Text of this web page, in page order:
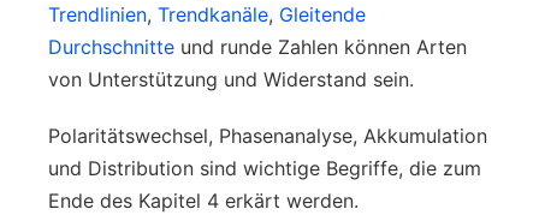
Trendlinien, Trendkanäle, Gleitende
Durchschnitte und runde Zahlen können Arten
von Unterstützung und Widerstand sein.
Polaritätswechsel, Phasenanalyse, Akkumulation
und Distribution sind wichtige Begriffe, die zum
Ende des Kapitel 4 erkärt werden.